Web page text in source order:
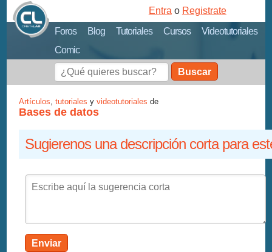
Foros Blog Tutoriales Cursos
Videotutoriales
Comic
Entra o Registrate
Buscar
Artículos,tutoriales yvideotutoriales de
Bases de datos
Sugierenos una descripción corta para
Enviar